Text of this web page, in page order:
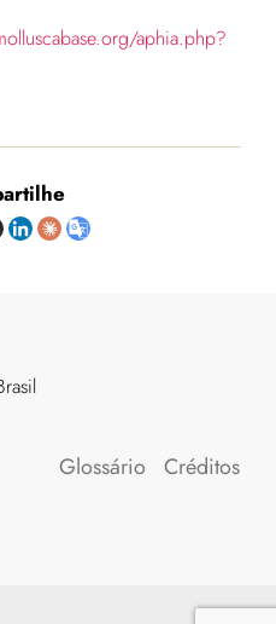
aphia.php?
Glossário Créditos